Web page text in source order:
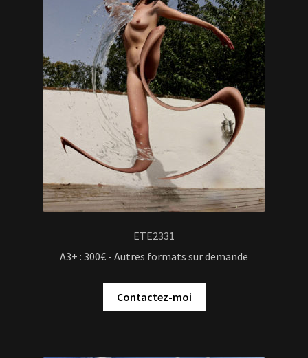
ETE2331
A3+ : 300€ - Autres formats sur demande
Contactez-moi